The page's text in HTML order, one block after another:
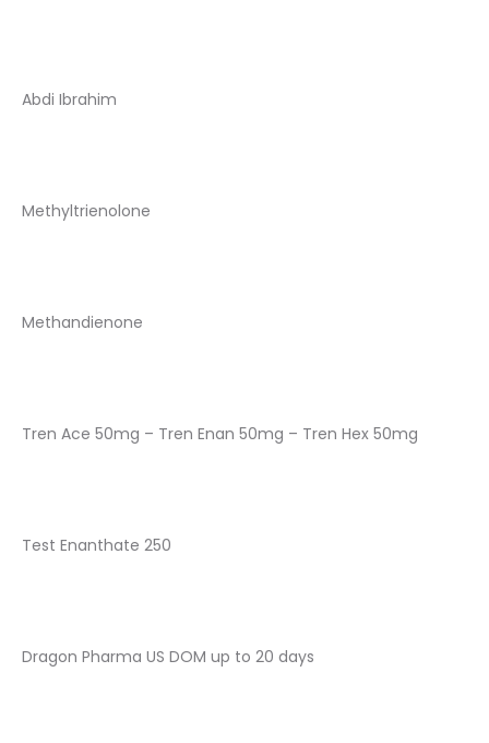
Abdi Ibrahim
Methyltrienolone
Methandienone
Tren Ace 50mg – Tren Enan 50mg – Tren Hex 50mg
Test Enanthate 250
Dragon Pharma US DOM up to 20 days